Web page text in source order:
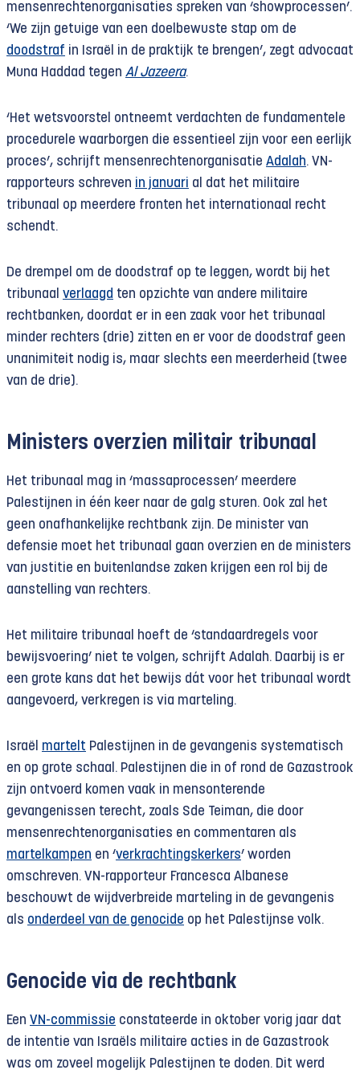
mensenrechtenorganisaties spreken van ‘showprocessen’.
‘We zijn getuige van een doelbewuste stap om de
doodstraf in Israël in de praktijk te brengen’, zegt advocaat
Muna Haddad tegen Al Jazeera.
‘Het wetsvoorstel ontneemt verdachten de fundamentele
procedurele waarborgen die essentieel zijn voor een eerlijk
proces’, schrijft mensenrechtenorganisatie Adalah. VN-
rapporteurs schreven in januari al dat het militaire
tribunaal op meerdere fronten het internationaal recht
schendt.
De drempel om de doodstraf op te leggen, wordt bij het
tribunaal verlaagd ten opzichte van andere militaire
rechtbanken, doordat er in een zaak voor het tribunaal
minder rechters (drie) zitten en er voor de doodstraf geen
unanimiteit nodig is, maar slechts een meerderheid (twee
van de drie).
Ministers overzien militair tribunaal
Het tribunaal mag in ‘massaprocessen’ meerdere
Palestijnen in één keer naar de galg sturen. Ook zal het
geen onafhankelijke rechtbank zijn. De minister van
defensie moet het tribunaal gaan overzien en de ministers
van justitie en buitenlandse zaken krijgen een rol bij de
aanstelling van rechters.
Het militaire tribunaal hoeft de ‘standaardregels voor
bewijsvoering’ niet te volgen, schrijft Adalah. Daarbij is er
een grote kans dat het bewijs dát voor het tribunaal wordt
aangevoerd, verkregen is via marteling.
Israël martelt Palestijnen in de gevangenis systematisch
en op grote schaal. Palestijnen die in of rond de Gazastrook
zijn ontvoerd komen vaak in mensonterende
gevangenissen terecht, zoals Sde Teiman, die door
mensenrechtenorganisaties en commentaren als
martelkampen en ‘verkrachtingskerkers’ worden
omschreven. VN-rapporteur Francesca Albanese
beschouwt de wijdverbreide marteling in de gevangenis
als onderdeel van de genocide op het Palestijnse volk.
Genocide via de rechtbank
Een VN-commissie constateerde in oktober vorig jaar dat
de intentie van Israëls militaire acties in de Gazastrook
was om zoveel mogelijk Palestijnen te doden. Dit werd